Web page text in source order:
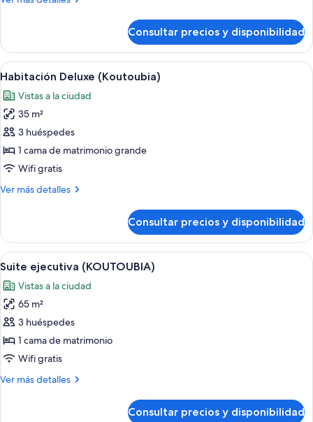
superior
(HIVERNAGE)
Consultar precios y disponibilidad
Abrir
todas
las
fotos
de
Habitación
Deluxe
Un dormitorio ordenado con una
6
Habitación Deluxe (Koutoubia)
Vistas a la ciudad
35 m²
3 huéspedes
1 cama de matrimonio grande
Wifi gratis
Ver más detalles
Más
Deluxe
(Koutoubia)
Consultar precios y disponibilidad
Abrir
todas
las
fotos
de
Suite
ejecutiva
Habitación de hotel con una cama
6
Suite ejecutiva (KOUTOUBIA)
Vistas a la ciudad
65 m²
3 huéspedes
1 cama de matrimonio
Wifi gratis
Ver más detalles
Más
Consultar precios y disponibilidad